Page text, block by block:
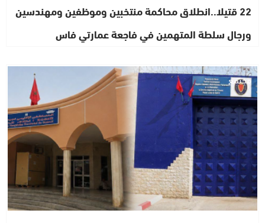
22 قتيلا..انطلاق محاكمة منتخبين وموظفين ومهندسين
ورجال سلطة المتهمين في فاجعة عمارتي فاس
مجتمع